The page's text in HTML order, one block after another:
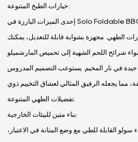
خيارات الطبخ المتنوعة:
إحدى الميزات البارزة في Solo Foldable BBQ Grills Fire Pit هي تعدد
الطهي. مجهزة بشواية قابلة للتعديل، يمكنك
شرائح اللحم الشهية إلى تحميص المارشميلو
في نار المخيم. يستوعب التصميم المدروس
مما يجعله الرفيق المثالي لعشاق التخييم ذوي
بناء متين للبيئات الخارجية:
القابلة للطي مع وضع المتانة في الاعتبار،